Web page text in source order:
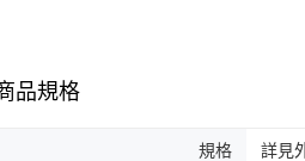
品規格
規格 詳見